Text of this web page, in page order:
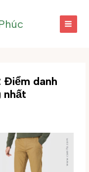
Điểm danh
nhất